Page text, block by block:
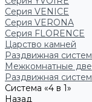
Серия VENICE
Серия VERONA
Серия FLORENCE
Царство камней
Раздвижная
Межкомнатные
Раздвижная
Система «4 в 1»
Назад